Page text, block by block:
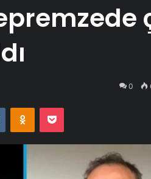
0
VKontakteOdnoklassniki
Pocket